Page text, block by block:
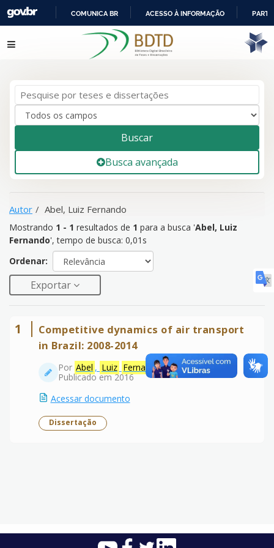
IR
PARA
COMUNICA BR ACESSO À INFORMAÇÃO
resultados de 1para a busca '
Fernando
Pular para o conteúdo
Buscar
Busca avançada
Autor Abel, Luiz Fernando
Mostrando 1 - 1 resultados de 1 para a busca 'Abel, Luiz
Fernando', tempo de busca: 0,01s
Ordenar:
Exportar
1
Competitive dynamics of air transport
in Brazil: 2008-2014
Por Abel , Luiz Fernando
Publicado em 2016
Acessar documento
Dissertação